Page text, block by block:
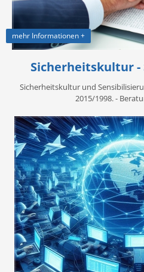
mehr Informationen +
Sicherheitskultur
Sicherheitskultur und
2015/1998. -